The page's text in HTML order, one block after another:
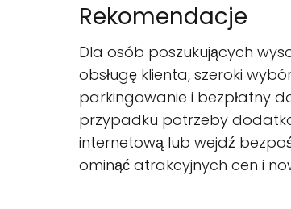
Rekomendacje
Dla osób poszukujących
obsługę klienta, szeroki
parkingowanie i bezpłatny
przypadku potrzeby
internetową lub wejdź
ominąć atrakcyjnych cen i